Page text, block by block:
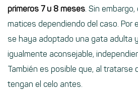
primeros 7 u 8 meses. Sin
matices dependiendo del caso. Por
se haya adoptado una gata adulta
igualmente aconsejable,
También es posible que, al tratarse
tengan el celo antes.